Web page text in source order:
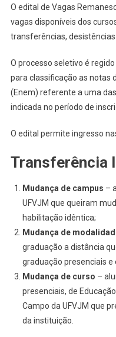
O edital de Vagas
vagas disponíveis dos
transferências,
O processo seletivo é
para classificação as notas
(Enem) referente a uma
indicada no período de
O edital permite ingresso
Transferência
Mudança de campus –
UFVJM que queiram
habilitação idêntica;
Mudança de
graduação a distância
graduação presenciais
Mudança de curso –
presenciais, de
Campo da UFVJM que
da instituição.